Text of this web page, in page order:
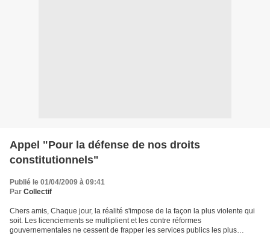
Appel "Pour la défense de nos droits
constitutionnels"
Publié le 01/04/2009 à 09:41
Par Collectif
Chers amis, Chaque jour, la réalité s'impose de la façon la plus violente qui
soit. Les licenciements se multiplient et les contre réformes
gouvernementales ne cessent de frapper les services publics les plus